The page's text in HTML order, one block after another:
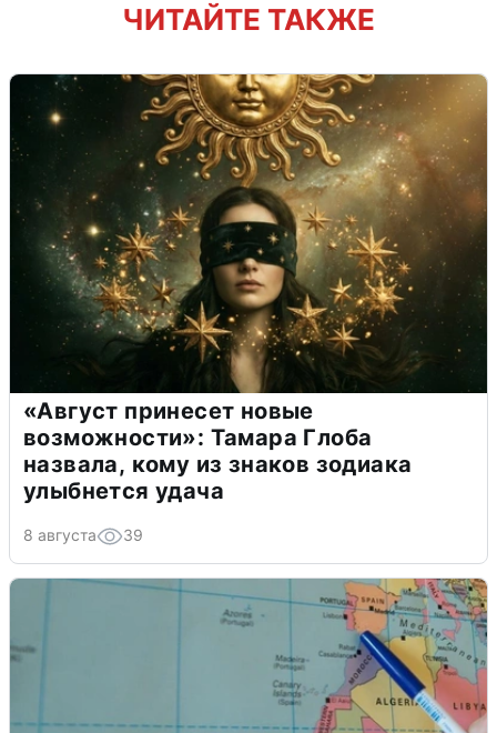
ЧИТАЙТЕ ТАКЖЕ
«Август принесет новые
возможности»: Тамара Глоба
назвала, кому из знаков зодиака
улыбнется удача
8 августа 39